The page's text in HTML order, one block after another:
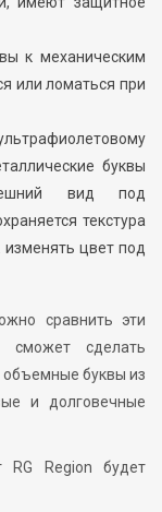
к механическим
или ломаться при
буквы
вид под
текстура
изменять цвет под
сравнить эти
сможет сделать
объемные буквы из
и долговечные
RG Region будет